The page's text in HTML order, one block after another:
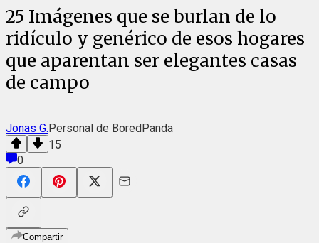
25 Imágenes que se burlan de lo
ridículo y genérico de esos hogares
que aparentan ser elegantes casas
de campo
Jonas G.Personal de BoredPanda
15
0
Compartir